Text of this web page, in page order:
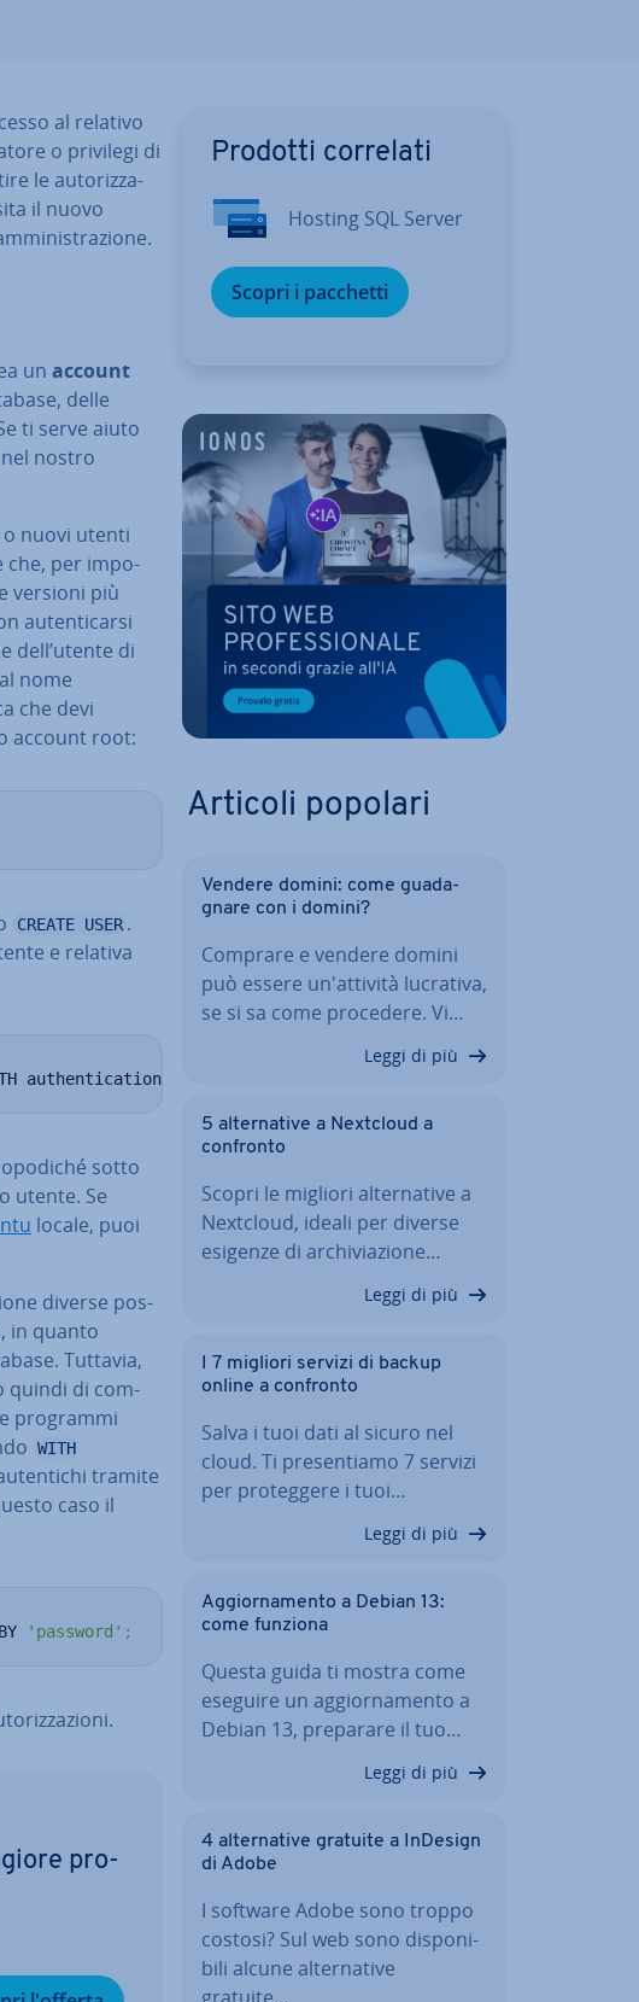
al relativo
o privilegi di
le au­to­riz­za­
il nuovo
un account
delle
ti serve aiuto
nostro
nuovi utenti
che, per im­po­
versioni più
au­ten­ti­car­si
dell’utente di
nome
che devi
account root:
CREATE USER .
e relativa
authentication_plugin BY
sotto
utente. Se
locale, puoi
diverse pos­
in quanto
Tuttavia,
quindi di com­
programmi
WITH
tramite
caso il
'password' ;
pro­
Prodotti correlati
Hosting SQL Server
Scopri i pacchetti
Articoli popolari
Vendere domini: come gua­da­
gna­re con i domini?
Comprare e vendere domini
può essere un'at­ti­vi­tà lucrativa,
se si sa come procedere. Vi…
Leggi di più
5 al­ter­na­ti­ve a Nextcloud a
confronto
Scopri le migliori al­ter­na­ti­ve a
Nextcloud, ideali per diverse
esigenze di ar­chi­via­zio­ne…
Leggi di più
I 7 migliori servizi di backup
online a confronto
Salva i tuoi dati al sicuro nel
cloud. Ti pre­sen­tia­mo 7 servizi
per pro­teg­ge­re i tuoi…
Leggi di più
Ag­gior­na­men­to a Debian 13:
come funziona
Questa guida ti mostra come
eseguire un ag­gior­na­men­to a
Debian 13, preparare il tuo…
Leggi di più
4 al­ter­na­ti­ve gratuite a InDesign
di Adobe
I software Adobe sono troppo
costosi? Sul web sono di­spo­ni­
bi­li alcune al­ter­na­ti­ve